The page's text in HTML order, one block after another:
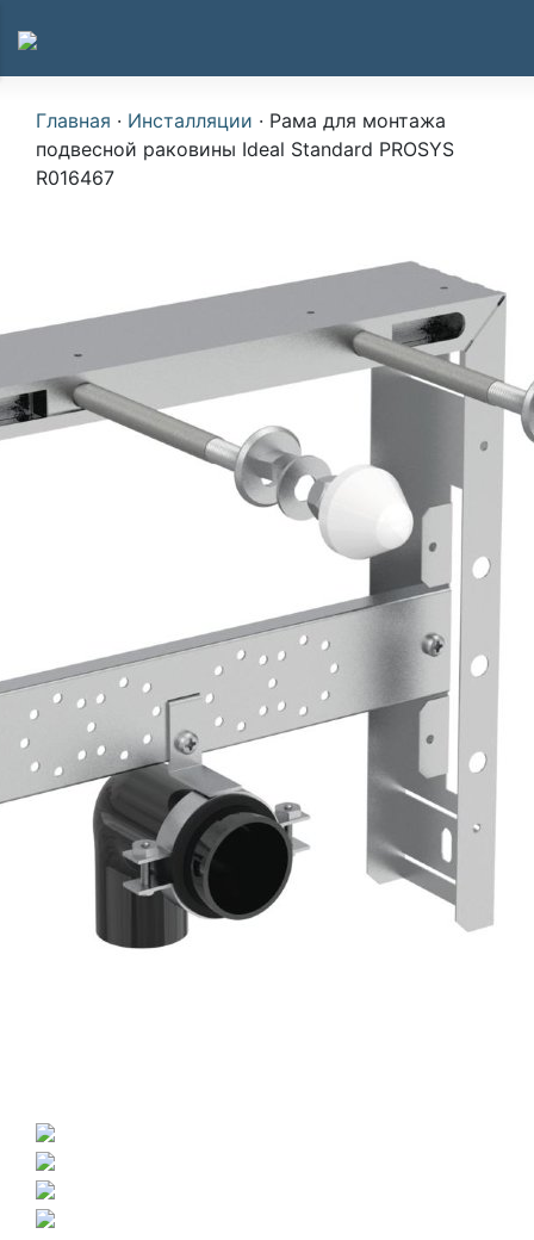
Главная · Инсталляции · Рама для монтажа
подвесной раковины Ideal Standard PROSYS
R016467